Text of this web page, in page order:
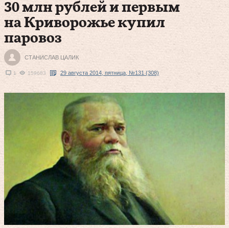
30 млн рублей и первым
на Криворожье купил
паровоз
СТАНИСЛАВ ЦАЛИК
1 159683 29 августа 2014, пятница, №131 (308)